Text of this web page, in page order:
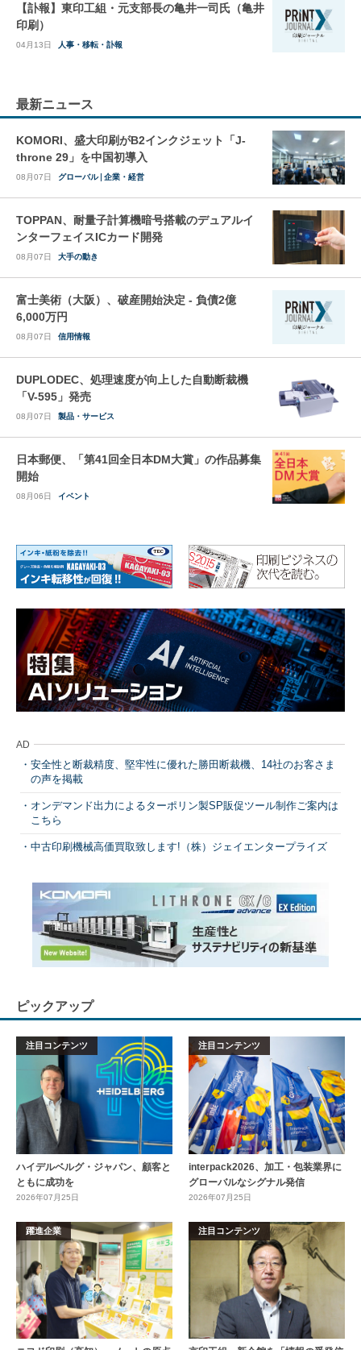
【訃報】東印工組・元支部長の亀井一司氏（亀井
印刷）
04月13日 人事・移転・訃報
最新ニュース
KOMORI、盛大印刷がB2インクジェット「J-
throne 29」を中国初導入
08月07日 グローバル 企業・経営
TOPPAN、耐量子計算機暗号搭載のデュアルイ
ンターフェイスICカード開発
08月07日 大手の動き
富士美術（大阪）、破産開始決定 - 負債2億
6,000万円
08月07日 信用情報
DUPLODEC、処理速度が向上した自動断裁機
「V-595」発売
08月07日 製品・サービス
日本郵便、「第41回全日本DM大賞」の作品募集
開始
08月06日 イベント
AD
安全性と断裁精度、堅牢性に優れた勝田断裁機、14社のお客さま
の声を掲載
オンデマンド出力によるターポリン製SP販促ツール制作ご案内は
こちら
中古印刷機械高価買取致します!（株）ジェイエンタープライズ
ピックアップ
注目コンテンツ
ハイデルベルグ・ジャパン、顧客と
ともに成功を
2026年07月25日
注目コンテンツ
interpack2026、加工・包装業界に
グローバルなシグナル発信
2026年07月25日
躍進企業 注目コンテンツ